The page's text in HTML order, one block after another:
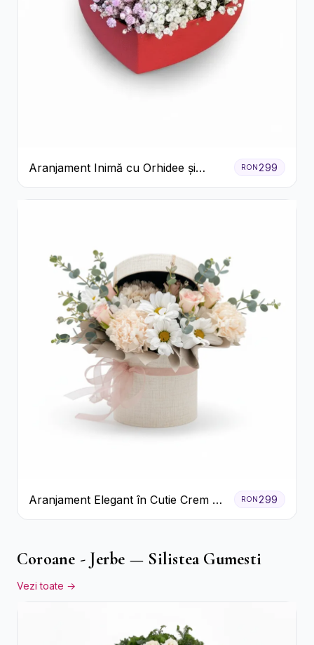
Aranjament Inimă cu Orhidee și
Floarea Miresei
RON 299
Aranjament Elegant în Cutie Crem cu
Crizanteme și Trandafiri
RON 299
Coroane - Jerbe — Silistea Gumesti
Vezi toate →